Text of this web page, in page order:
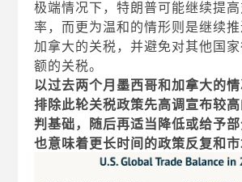
极端情况下，特朗普可能继续提
率，而更为温和的情形则是继续
加拿大的关税，并避免对其他国
额的关税。
以过去两个月墨西哥和加拿大的
排除此轮关税政策先高调宣布较
判基础，随后再适当降低或给予
也意味着更长时间的政策反复和市